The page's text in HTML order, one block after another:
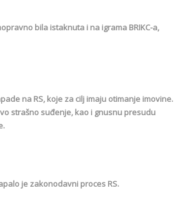
bila istaknuta i na igrama BRIKC-a,
na RS, koje za cilj imaju otimanje imovine.
strašno suđenje, kao i gnusnu presudu
je zakonodavni proces RS.